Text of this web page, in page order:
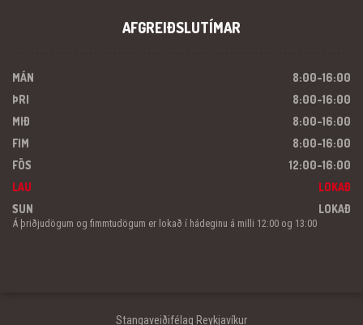
AFGREIÐSLUTÍMAR
MÁN
8:00-16:00
ÞRI
8:00-16:00
MIÐ
8:00-16:00
FIM
8:00-16:00
FÖS
12:00-16:00
LAU
LOKAÐ
SUN
LOKAÐ
Á þriðjudögum og fimmtudögum er lokað í hádeginu á milli 12:00 og 13:00
Stangaveiðifélag Reykjavíkur